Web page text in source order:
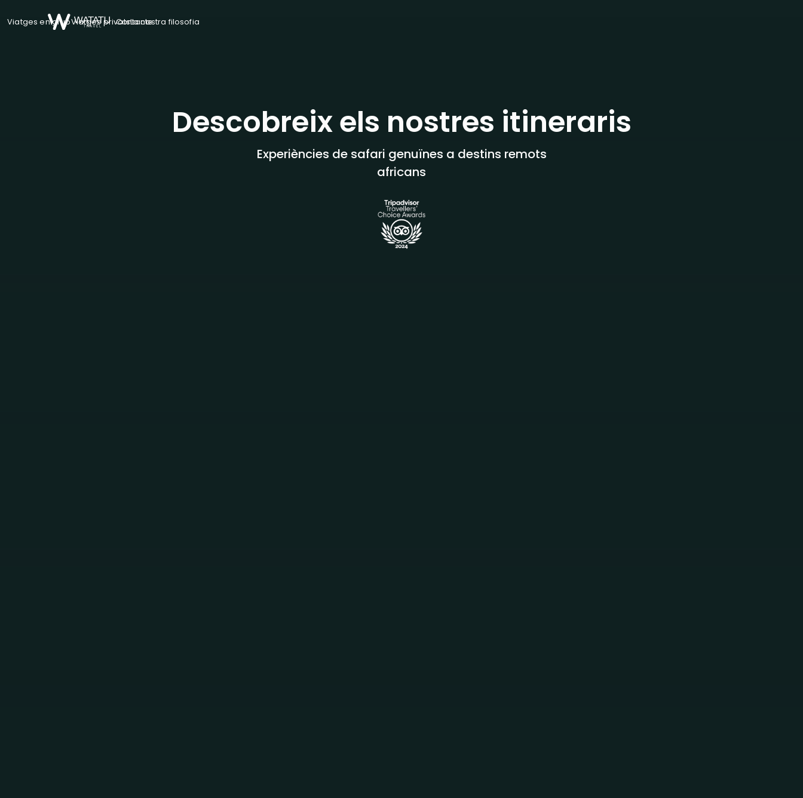
Viatges en grupViatges privatsLa nostra filosofia
Contacte
Descobreix els nostres itineraris
Experiències de safari genuïnes a destins remots
africans